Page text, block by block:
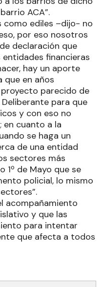
ACA”.
como ediles –dijo- no
por eso nosotros
declaración que
financieras
hay un aporte
que en años
parecido de
para que
y con eso no
en cuanto a la
se haga un
de una entidad
sectores más
1º de Mayo que se
policial, lo mismo
acompañamiento
y que las
para intentar
que afecta a todos